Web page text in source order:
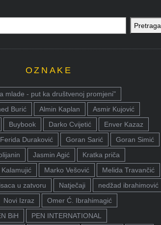
Pretraga
OZNAKE
mlade - put ka društvenoj promjeni"
Burić Almin Kaplan
Asmir Kujović
Buybook Darko Cvijetić
Enver Kazaz
Ferida Duraković Goran Sarić
Goran Simić
Jasmin Agić
Kratka priča
Kalamujić Marko Vešović
Melida Travančić
u zatvoru
Natječaji
nedžad ibrahimović
Novi Izraz
Omer Ć. Ibrahimagić
BiH
PEN INTERNATIONAL